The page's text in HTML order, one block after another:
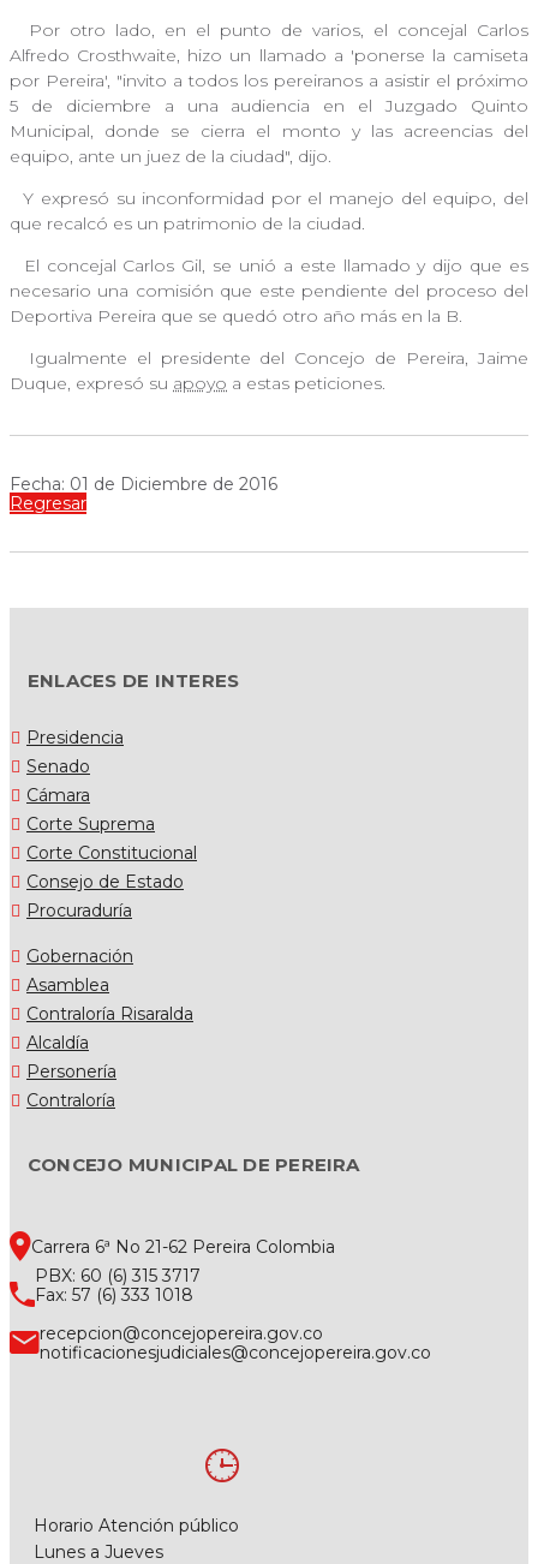
Por otro lado, en el punto de varios, el concejal Carlos
Alfredo Crosthwaite, hizo un llamado a 'ponerse la camiseta
por Pereira', "invito a todos los pereiranos a asistir el próximo
5 de diciembre a una audiencia en el Juzgado Quinto
Municipal, donde se cierra el monto y las acreencias del
equipo, ante un juez de la ciudad", dijo.
Y expresó su inconformidad por el manejo del equipo, del
que recalcó es un patrimonio de la ciudad.
El concejal Carlos Gil, se unió a este llamado y dijo que es
necesario una comisión que este pendiente del proceso del
Deportiva Pereira que se quedó otro año más en la B.
Igualmente el presidente del Concejo de Pereira, Jaime
Duque, expresó su apoyo a estas peticiones.
Fecha: 01 de Diciembre de 2016
Regresar
ENLACES DE INTERES
Presidencia
Senado
Cámara
Corte Suprema
Corte Constitucional
Consejo de Estado
Procuraduría
Gobernación
Asamblea
Contraloría Risaralda
Alcaldía
Personería
Contraloría
CONCEJO MUNICIPAL DE PEREIRA
Carrera 6ª No 21-62 Pereira Colombia
PBX: 60 (6) 315 3717
Fax: 57 (6) 333 1018
recepcion@concejopereira.gov.co
notificacionesjudiciales@concejopereira.gov.co
Horario Atención público
Lunes a Jueves